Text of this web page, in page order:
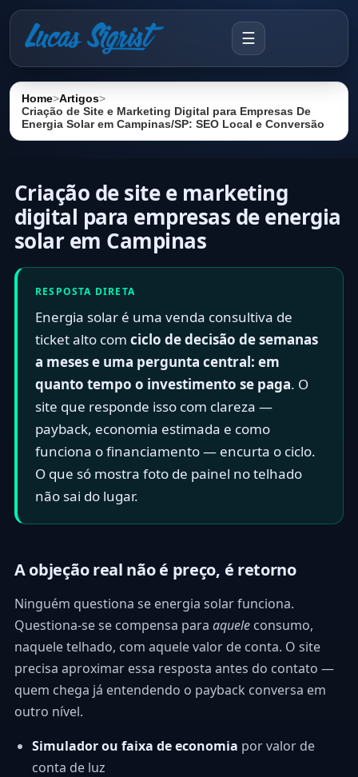
☰
Home>Artigos>
Criação de Site e Marketing Digital para Empresas De
Energia Solar em Campinas/SP: SEO Local e Conversão
Criação de site e marketing
digital para empresas de energia
solar em Campinas
RESPOSTA DIRETA
Energia solar é uma venda consultiva de
ticket alto com ciclo de decisão de semanas
a meses e uma pergunta central: em
quanto tempo o investimento se paga. O
site que responde isso com clareza —
payback, economia estimada e como
funciona o financiamento — encurta o ciclo.
O que só mostra foto de painel no telhado
não sai do lugar.
A objeção real não é preço, é retorno
Ninguém questiona se energia solar funciona.
Questiona-se se compensa para aqueleconsumo,
naquele telhado, com aquele valor de conta. O site
precisa aproximar essa resposta antes do contato —
quem chega já entendendo o payback conversa em
outro nível.
Simulador ou faixa de economia por valor de
conta de luz